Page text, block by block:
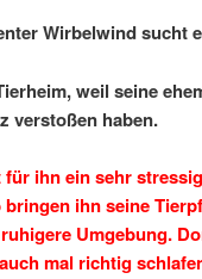
Wirbelwind sucht
weil seine
verstoßen haben.
für ihn ein sehr
bringen ihn seine
Umgebung.
mal richtig